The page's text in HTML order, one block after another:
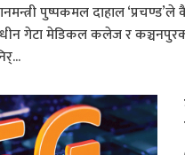
पुष्पकमल दाहाल
गेटा मेडिकल कलेज र